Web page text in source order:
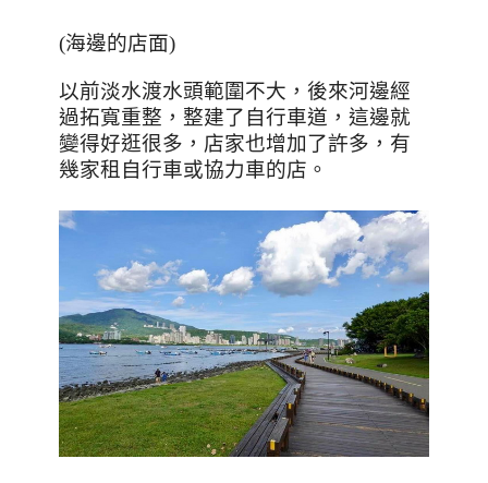
(海邊的店面)
以前淡水渡水頭範圍不大，後來河邊經
過拓寬重整，整建了自行車道，這邊就
變得好逛很多，店家也增加了許多，有
幾家租自行車或協力車的店。